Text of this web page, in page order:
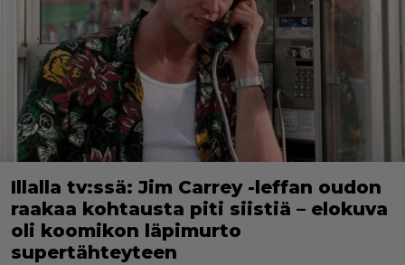
Illalla tv:ssä: Jim Carrey -leffan oudon
raakaa kohtausta piti siistiä – elokuva
oli koomikon läpimurto
supertähteyteen